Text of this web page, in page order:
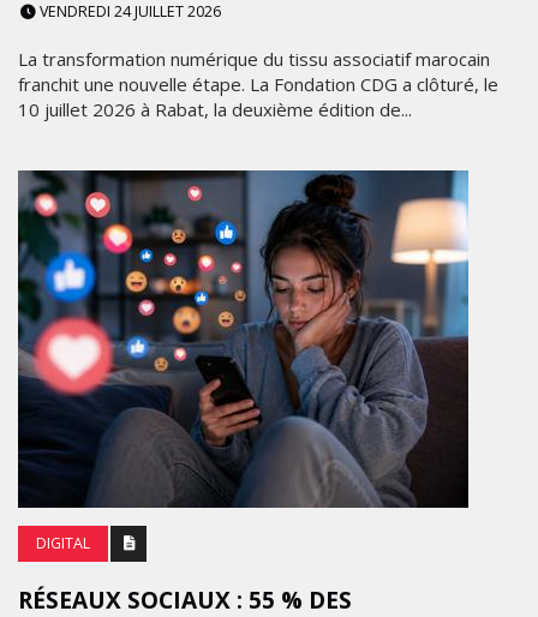
VENDREDI 24 JUILLET 2026
La transformation numérique du tissu associatif marocain
franchit une nouvelle étape. La Fondation CDG a clôturé, le
10 juillet 2026 à Rabat, la deuxième édition de...
DIGITAL
RÉSEAUX SOCIAUX : 55 % DES